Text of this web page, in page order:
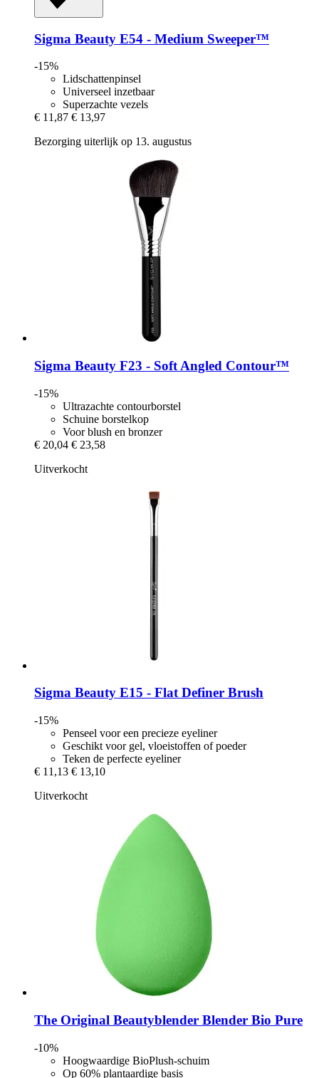
Sigma Beauty E54 -​ Medium Sweeper™
-15%
Lidschattenpinsel
Universeel inzetbaar
Superzachte vezels
€ 11,87 € 13,97
Bezorging uiterlijk op 13. augustus
Sigma Beauty F23 -​ Soft Angled Contour™
-15%
Ultrazachte contourborstel
Schuine borstelkop
Voor blush en bronzer
€ 20,04 € 23,58
Uitverkocht
Sigma Beauty E15 -​ Flat Definer Brush
-15%
Penseel voor een precieze eyeliner
Geschikt voor gel, vloeistoffen of poeder
Teken de perfecte eyeliner
€ 11,13 € 13,10
Uitverkocht
The Original Beautyblender Blender Bio Pure
-10%
Hoogwaardige BioPlush-schuim
Op 60% plantaardige basis